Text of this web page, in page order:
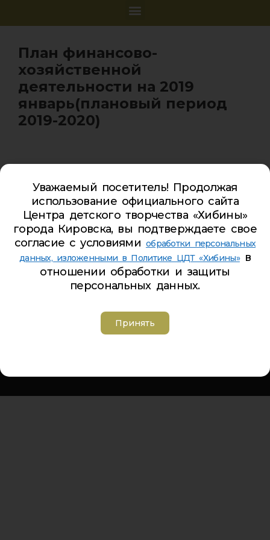
План финансово-
хозяйственной
деятельности на 2019
январь(плановый период
2019-2020)
Карта сайта
Обратная связь
Гостевая книга
Турбаза ЦДТ «ХИБИНЫ»
Телефон Ленина 5: 5-44-85
Телефон Ленина 9а:4-84-99
Телефон Советская 8:
Адрес электронной почты: inbox@cdt-khibiny.ru
Уважаемый посетитель! Продолжая
использование официального сайта
Центра детского творчества «Хибины»
города Кировска, вы подтверждаете свое
согласие с условиями обработки персональных
данных, изложенными в Политике ЦДТ «Хибины»в
отношении обработки и защиты
персональных данных.
Принять